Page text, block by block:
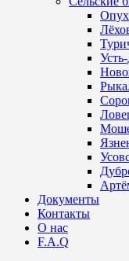
Документы
Контакты
О нас
F.A.Q